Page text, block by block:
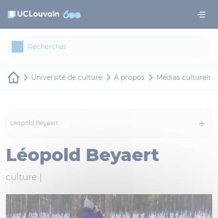
Université de culture A propos Médias culturels
Léopold Beyaert
Léopold Beyaert
culture |